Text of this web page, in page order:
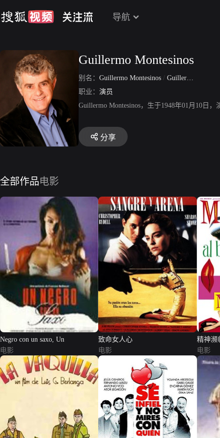
导航
Guillermo Montesinos
别名： Guillermo Montesinos / Guillermo Jose Montesinos Serrano
职业： 演员
Guillermo Montesinos，生于1948年01月10日
分享
全部作品电影
Negro con un saxo, Un
电影
致命女人心
电影
精神濒
电影